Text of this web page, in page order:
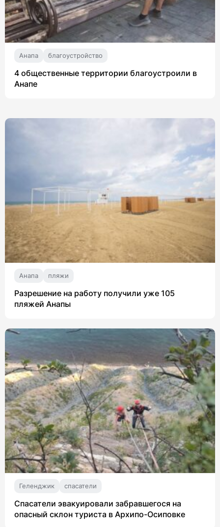
Анапа благоустройство
4 общественные территории благоустроили в
Анапе
Анапа пляжи
Разрешение на работу получили уже 105
пляжей Анапы
Геленджик спасатели
Спасатели эвакуировали забравшегося на
опасный склон туриста в Архипо-Осиповке